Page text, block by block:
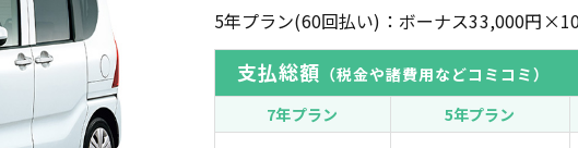
5年プラン(60回払い)：ボーナス33,000円×
支払総額 （税金や諸費用などコミコミ）
7年プラン
5年プラン